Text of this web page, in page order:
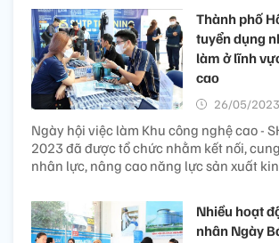
Thành phố
tuyển dụng
làm ở lĩnh
cao
26/05/2023
Ngày hội việc làm Khu công nghệ cao -
2023 đã được tổ chức nhằm kết nối,
nhân lực, nâng cao năng lực sản xuất
Nhiều hoạt
nhân Ngày